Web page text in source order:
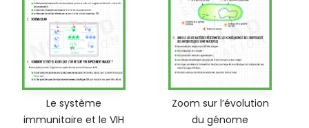
Le système
immunitaire et le VIH
Zoom sur l’évolution
du génome